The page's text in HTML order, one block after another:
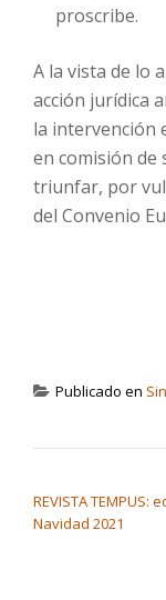
proscribe.
A la vista de lo
acción jurídica
la intervención
en comisión de
triunfar, por
del Convenio
Publicado en
REVISTA TEMPUS:
Navidad 2021